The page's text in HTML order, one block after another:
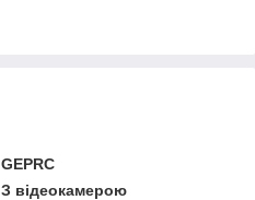
GEPRC
З відеокамерою